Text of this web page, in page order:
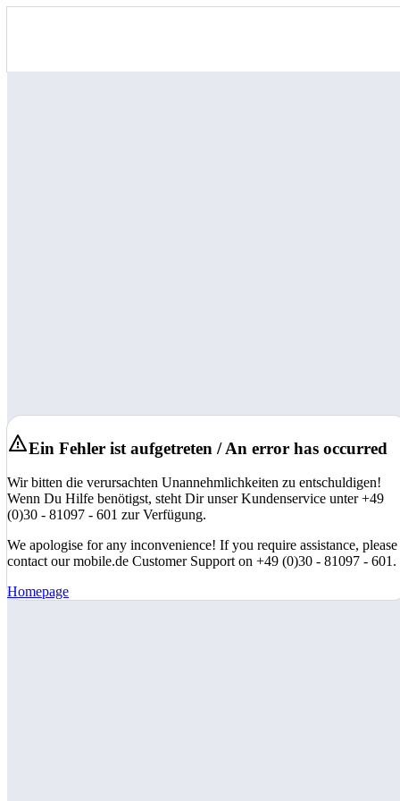
Ein Fehler ist aufgetreten / An error has occurred
Wir bitten die verursachten Unannehmlichkeiten zu entschuldigen!
Wenn Du Hilfe benötigst, steht Dir unser Kundenservice unter +49
(0)30 - 81097 - 601 zur Verfügung.
We apologise for any inconvenience! If you require assistance, please
contact our mobile.de Customer Support on +49 (0)30 - 81097 - 601.
Homepage